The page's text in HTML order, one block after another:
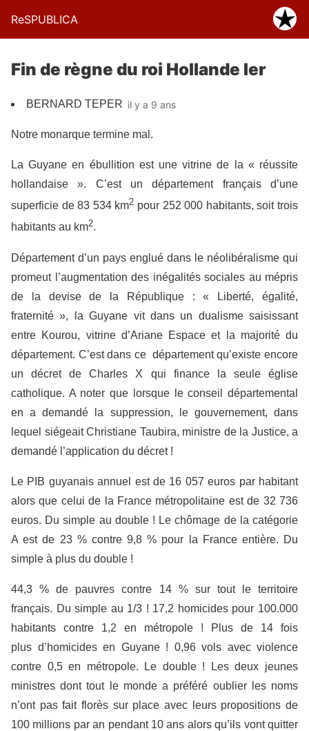
ReSPUBLICA
Fin de règne du roi Hollande Ier
BERNARD TEPER il y a 9 ans
Notre monarque termine mal.
La Guyane en ébullition est une vitrine de la « réussite
hollandaise ». C’est un département français d’une
superficie de 83 534 km2 pour 252 000 habitants, soit trois
habitants au km2.
Département d’un pays englué dans le néolibéralisme qui
promeut l’augmentation des inégalités sociales au mépris
de la devise de la République : « Liberté, égalité,
fraternité », la Guyane vit dans un dualisme saisissant
entre Kourou, vitrine d’Ariane Espace et la majorité du
département. C’est dans ce département qu’existe encore
un décret de Charles X qui finance la seule église
catholique. A noter que lorsque le conseil départemental
en a demandé la suppression, le gouvernement, dans
lequel siégeait Christiane Taubira, ministre de la Justice, a
demandé l’application du décret !
Le PIB guyanais annuel est de 16 057 euros par habitant
alors que celui de la France métropolitaine est de 32 736
euros. Du simple au double ! Le chômage de la catégorie
A est de 23 % contre 9,8 % pour la France entière. Du
simple à plus du double !
44,3 % de pauvres contre 14 % sur tout le territoire
français. Du simple au 1/3 ! 17,2 homicides pour 100.000
habitants contre 1,2 en métropole ! Plus de 14 fois
plus d’homicides en Guyane ! 0,96 vols avec violence
contre 0,5 en métropole. Le double ! Les deux jeunes
ministres dont tout le monde a préféré oublier les noms
n’ont pas fait florès sur place avec leurs propositions de
100 millions par an pendant 10 ans alors qu’ils vont quitter